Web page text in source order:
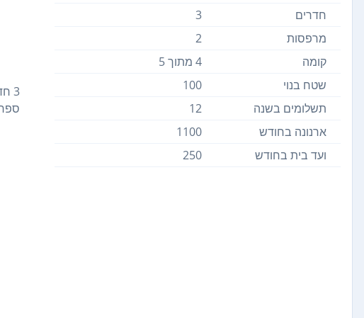
חדרים
3
מרפסות
2
קומה
4 מתוך 5
שטח בנוי
100
תשלומים בשנה
12
ארנונה בחודש
1100
ועד בית בחודש
250